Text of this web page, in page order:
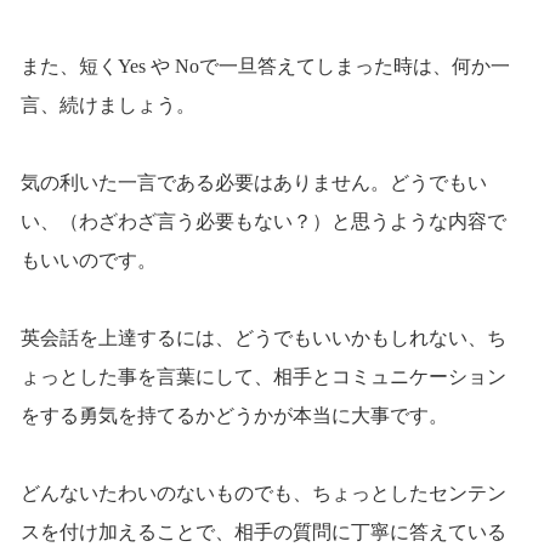
また、短くYes や Noで一旦答えてしまった時は、何か一
言、続けましょう。
気の利いた一言である必要はありません。どうでもい
い、（わざわざ言う必要もない？）と思うような内容で
もいいのです。
英会話を上達するには、どうでもいいかもしれない、ち
ょっとした事を言葉にして、相手とコミュニケーション
をする勇気を持てるかどうかが本当に大事です。
どんないたわいのないものでも、ちょっとしたセンテン
スを付け加えることで、相手の質問に丁寧に答えている